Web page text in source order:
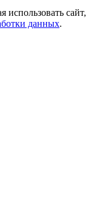
использовать сайт,
данных.